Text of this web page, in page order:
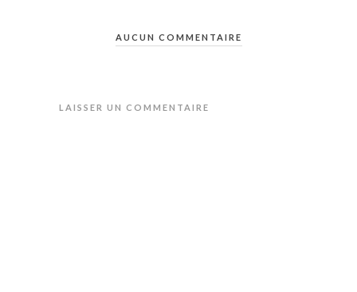
AUCUN COMMENTAIRE
LAISSER UN COMMENTAIRE